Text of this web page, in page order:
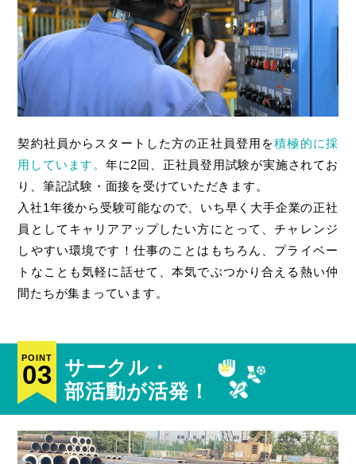
契約社員からスタートした方の正社員登用を積極的に採
用しています。 年に2回、正社員登用試験が実施されてお
り、筆記試験・面接を受けていただきます。
入社1年後から受験可能なので、いち早く大手企業の正社
員としてキャリアアップしたい方にとって、チャレンジ
しやすい環境です！仕事のことはもちろん、プライベー
トなことも気軽に話せて、本気でぶつかり合える熱い仲
間たちが集まっています。
POINT
03
サークル・
部活動が活発！